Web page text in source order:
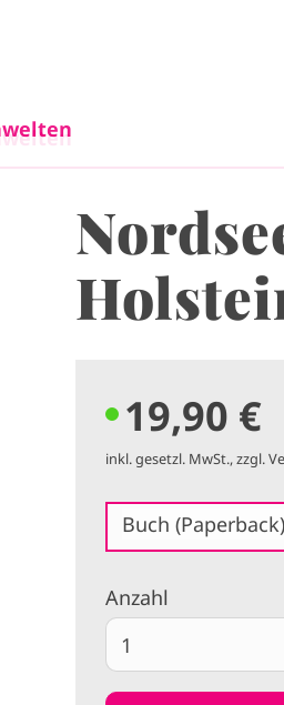
19,90 €
inkl. gesetzl. MwSt., zzgl.
Buch (Paperback)
Anzahl